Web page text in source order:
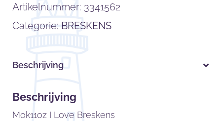
Artikelnummer: 3341562
Categorie: BRESKENS
Beschrijving
Beschrijving
Mok11oz I Love Breskens